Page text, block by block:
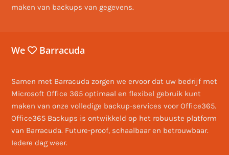
maken van backups van gegevens.
We Barracuda
Samen met Barracuda zorgen we ervoor dat uw bedrijf met
Microsoft Office 365 optimaal en flexibel gebruik kunt
maken van onze volledige backup-services voor Office365.
Office365 Backups is ontwikkeld op het robuuste platform
van Barracuda. Future-proof, schaalbaar en betrouwbaar.
Iedere dag weer.